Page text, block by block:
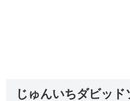
じゅんいちダビッ